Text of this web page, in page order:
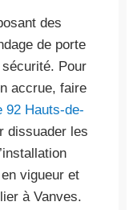
des
de porte
Pour
accrue, faire
92 Hauts-de-
dissuader les
vigueur et
à Vanves.